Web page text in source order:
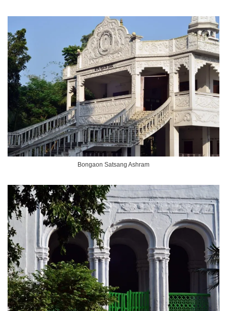
Bongaon Satsang Ashram